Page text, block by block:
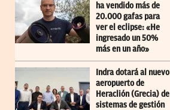
ha vendido más de
20.000 gafas para
ver el eclipse: «He
ingresado un 50%
más en un año»
Indra dotará al nuevo
aeropuerto de
Heraclión (Grecia) de
sistemas de gestión